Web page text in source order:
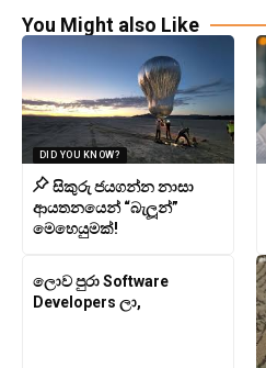
You Might also Like
DID YOU KNOW?
සිකුරු ජයගන්න නාසා
ආයතනයෙන් “බැලූන්”
මෙහෙයුමක්!
ලොව පුරා Software
Developers ලා,